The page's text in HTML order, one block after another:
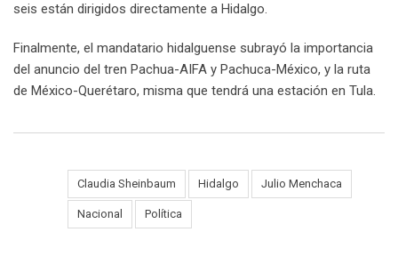
seis están dirigidos directamente a Hidalgo.
Finalmente, el mandatario hidalguense subrayó la importancia
del anuncio del tren Pachua-AIFA y Pachuca-México, y la ruta
de México-Querétaro, misma que tendrá una estación en Tula.
Claudia Sheinbaum Hidalgo Julio Menchaca
Nacional Política